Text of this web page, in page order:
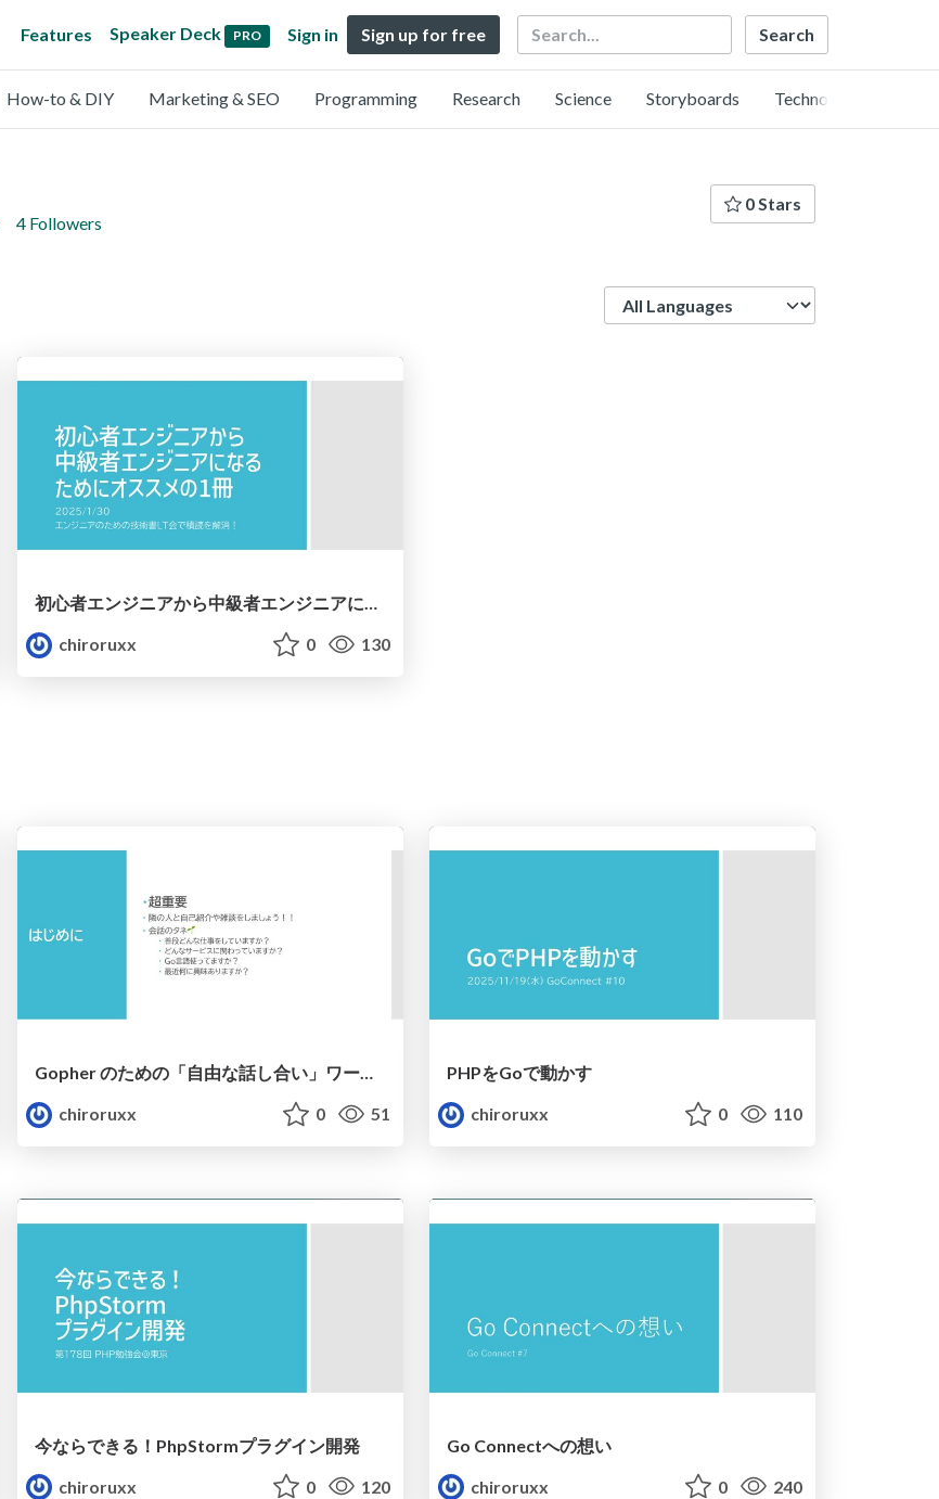
Features Speaker Deck PRO Sign in Sign up for free Search
How-to & DIY Marketing & SEO Programming Research Science Storyboards Technology
4 Followers
0 Stars
初心者エンジニアから中級者エンジニアになるためにオススメの1冊
chiroruxx
0 130
Gopher のための「自由な話し合い」ワークショップ
chiroruxx
0 51
PHPをGoで動かす
chiroruxx
0 110
今ならできる！PhpStormプラグイン開発
chiroruxx
0 120
Go Connectへの想い
chiroruxx
0 240